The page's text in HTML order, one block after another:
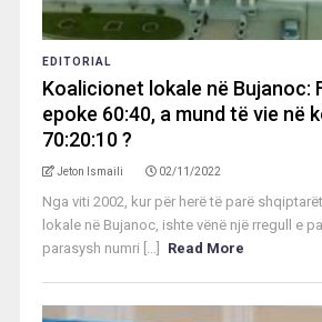
EDITORIAL
Koalicionet lokale në Bujanoc:
epoke 60:40, a mund të vie në
70:20:10 ?
Jeton Ismaili 02/11/2022
Nga viti 2002, kur për herë të parë
lokale në Bujanoc, ishte vënë një rregull e
parasysh numri [...]
Read More